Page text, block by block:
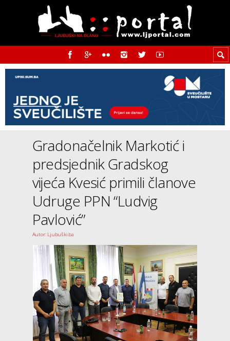
Gradonačelnik Markotić i
predsjednik Gradskog
vijeća Kvesić primili članove
Udruge PPN “Ludvig
Pavlović”
Autor: Ljubuški.ba